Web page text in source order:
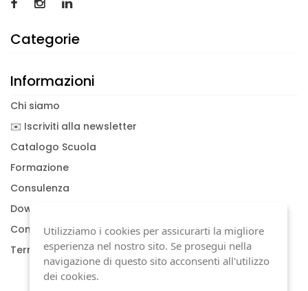
Categorie
Informazioni
Chi siamo
✉️ Iscriviti alla newsletter
Catalogo Scuola
Formazione
Consulenza
Download documenti
Condizioni generali
Termini di garanzia
Utilizziamo i cookies per assicurarti la migliore
esperienza nel nostro sito. Se prosegui nella
navigazione di questo sito acconsenti all'utilizzo
dei cookies.